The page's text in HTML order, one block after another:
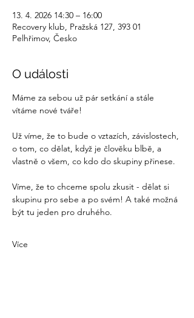
13. 4. 2026 14:30 – 16:00
Recovery klub, Pražská 127, 393 01
Pelhřimov, Česko
O události
Máme za sebou už pár setkání a stále
vítáme nové tváře!
Už víme, že to bude o vztazích, závislostech,
o tom, co dělat, když je člověku blbě, a
vlastně o všem, co kdo do skupiny přinese.
Víme, že to chceme spolu zkusit - dělat si
skupinu pro sebe a po svém! A také možná
být tu jeden pro druhého.
Více